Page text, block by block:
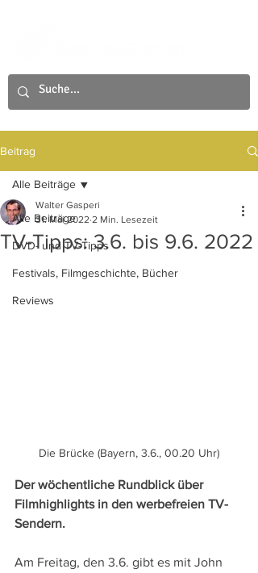
Beitrag
Alle Beiträge
DVD- und TV-Tipps
Festivals, Filmgeschichte, Bücher
Reviews
Alle Beiträge
TV-Tipps: 3.6. bis 9.6. 2022
Walter Gasperi
31. Mai 2022 2 Min. Lesezeit
Die Brücke (Bayern, 3.6., 00.20 Uhr)
Der wöchentliche Rundblick über
Filmhighlights in den werbefreien TV-
Sendern.
Am Freitag, den 3.6. gibt es mit John